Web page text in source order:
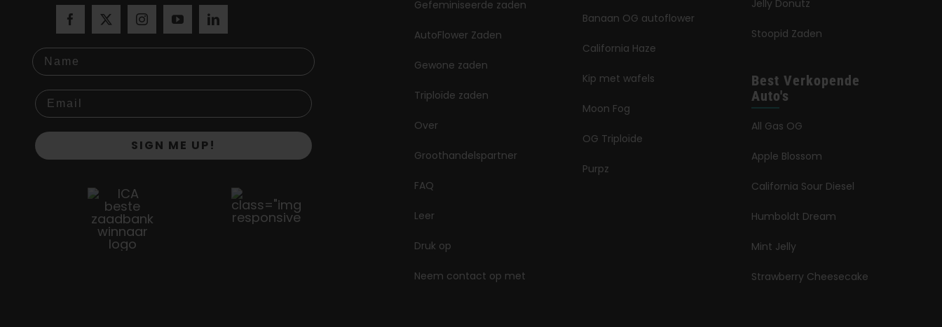
Name
SIGN ME UP!
Gefeminiseerde zaden
AutoFlower Zaden
Gewone zaden
Triploïde zaden
Over
Groothandelspartner
FAQ
Leer
Druk op
Neem contact op met
Banaan OG autoflower
California Haze
Kip met wafels
Moon Fog
OG Triploïde
Purpz
Jelly Donutz
Stoopid Zaden
Best Verkopende
Auto's
All Gas OG
Apple Blossom
California Sour Diesel
Humboldt Dream
Mint Jelly
Strawberry Cheesecake